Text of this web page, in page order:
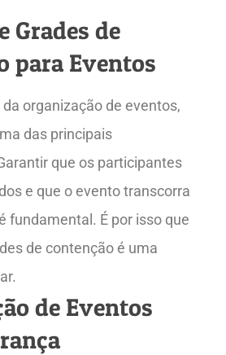
Grades de
para Eventos
organização de eventos,
das principais
que os participantes
e que o evento transcorra
fundamental. É por isso que
de contenção é uma
de Eventos